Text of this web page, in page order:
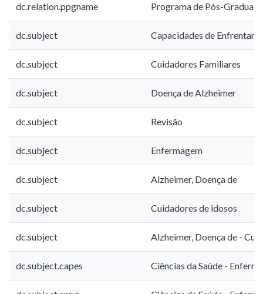
dc.relation.ppgname Programa de Pós-
dc.subject Capacidades de
dc.subject Cuidadores Familiares
dc.subject Doença de Alzheimer
dc.subject Revisão
dc.subject Enfermagem
dc.subject Alzheimer, Doença de
dc.subject Cuidadores de idosos
dc.subject Alzheimer, Doença de -
dc.subject.capes Ciências da Saúde -